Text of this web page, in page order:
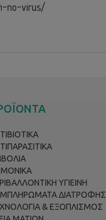
no-virus/
ΥΓΙΕΙΝΗ
ΔΙΑΤΡΟΦΗΣ
& ΕΞΟΠΛΙΣΜΟΣ